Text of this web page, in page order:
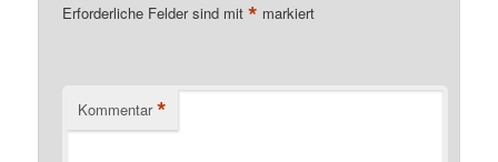
Erforderliche Felder sind mit* markiert
Kommentar *